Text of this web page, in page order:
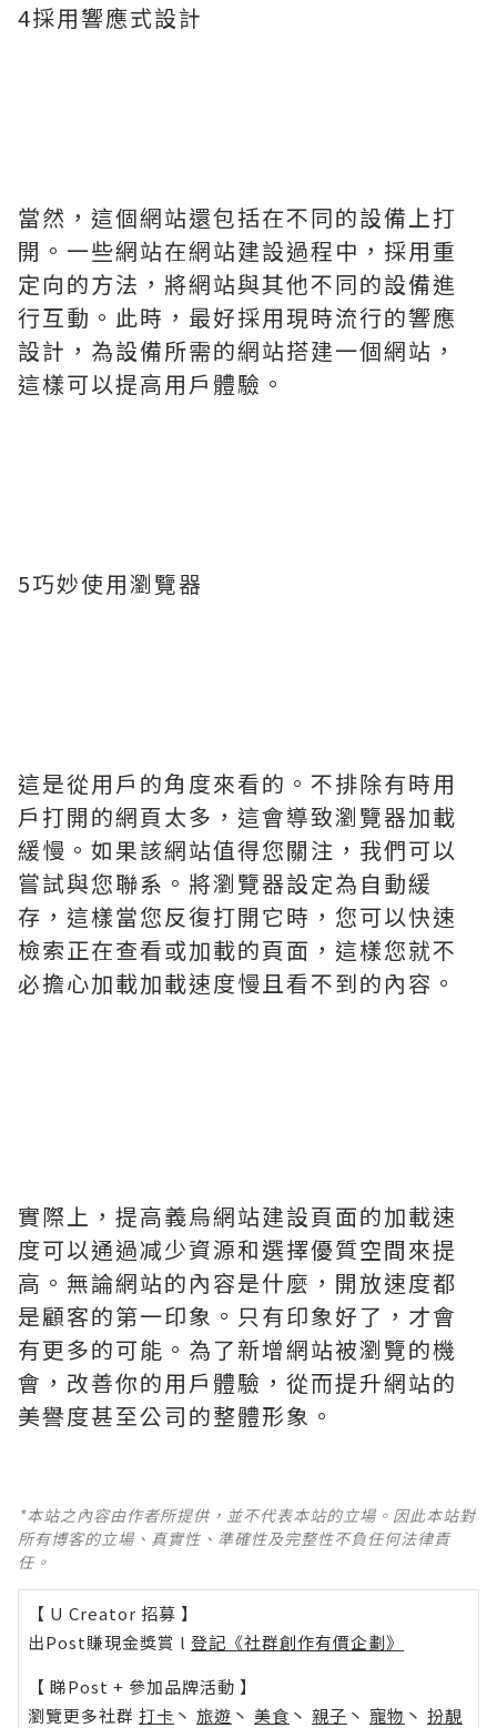
4採用響應式設計
當然，這個網站還包括在不同的設備上打
開。一些網站在網站建設過程中，採用重
定向的方法，將網站與其他不同的設備進
行互動。此時，最好採用現時流行的響應
設計，為設備所需的網站搭建一個網站，
這樣可以提高用戶體驗。
5巧妙使用瀏覽器
這是從用戶的角度來看的。不排除有時用
戶打開的網頁太多，這會導致瀏覽器加載
緩慢。如果該網站值得您關注，我們可以
嘗試與您聯系。將瀏覽器設定為自動緩
存，這樣當您反復打開它時，您可以快速
檢索正在查看或加載的頁面，這樣您就不
必擔心加載加載速度慢且看不到的內容。
實際上，提高義烏網站建設頁面的加載速
度可以通過减少資源和選擇優質空間來提
高。無論網站的內容是什麼，開放速度都
是顧客的第一印象。只有印象好了，才會
有更多的可能。為了新增網站被瀏覽的機
會，改善你的用戶體驗，從而提升網站的
美譽度甚至公司的整體形象。
*本站之內容由作者所提供，並不代表本站的立場。因此本站對
所有博客的立場、真實性、準確性及完整性不負任何法律責
任。
【 U Creator 招募 】
出Post賺現金獎賞 l 登記《社群創作有價企劃》
【 睇Post + 參加品牌活動 】
瀏覽更多社群 打卡 丶 旅遊 丶 美食 丶 親子 丶 寵物 丶 扮靚